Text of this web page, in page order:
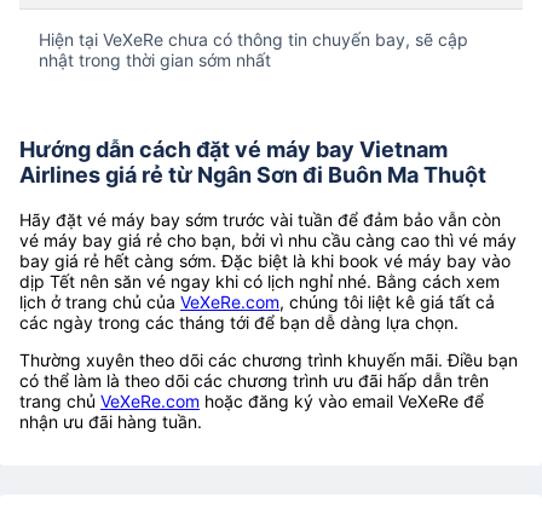
Hiện tại VeXeRe chưa có thông tin chuyến bay, sẽ cập
nhật trong thời gian sớm nhất
Hướng dẫn cách đặt vé máy bay Vietnam
Airlines giá rẻ từ Ngân Sơn đi Buôn Ma Thuột
Hãy đặt vé máy bay sớm trước vài tuần để đảm bảo vẫn còn
vé máy bay giá rẻ cho bạn, bởi vì nhu cầu càng cao thì vé máy
bay giá rẻ hết càng sớm. Đặc biệt là khi book vé máy bay vào
dịp Tết nên săn vé ngay khi có lịch nghỉ nhé. Bằng cách xem
lịch ở trang chủ của VeXeRe.com, chúng tôi liệt kê giá tất cả
các ngày trong các tháng tới để bạn dễ dàng lựa chọn.
Thường xuyên theo dõi các chương trình khuyến mãi. Điều bạn
có thể làm là theo dõi các chương trình ưu đãi hấp dẫn trên
trang chủ VeXeRe.com hoặc đăng ký vào email VeXeRe để
nhận ưu đãi hàng tuần.